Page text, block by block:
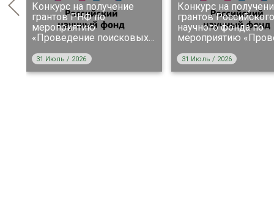
Конкурс на получение
грантов РНФ по
мероприятию
«Проведение поисковых…
31 Июль / 2026
Конкурс на
грантов Российского
научного фонда по
мероприятию
31 Июль / 2026